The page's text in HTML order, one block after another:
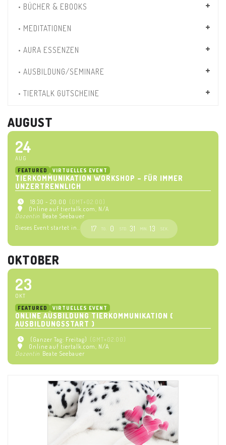
• BÜCHER & EBOOKS
• MEDITATIONEN
• AURA ESSENZEN
• AUSBILDUNG/SEMINARE
• TIERTALK GUTSCHEINE
AUGUST
24
AUG
FEATURED VIRTUELLES EVENT
TIERKOMMUNIKATION WORKSHOP – FÜR IMMER
UNZERTRENNLICH
18:30 - 20:00 (GMT+02:00)
Online auf tiertalk.com, N/A
Dozentin Beate Seebauer
Dieses Event startet in..
17 TG. 0 STD. 31 MIN. 12 SEK.
OKTOBER
23
OKT
FEATURED VIRTUELLES EVENT
ONLINE AUSBILDUNG TIERKOMMUNIKATION (
AUSBILDUNGSSTART )
(Ganzer Tag: Freitag) (GMT+02:00)
Online auf tiertalk.com, N/A
Dozentin Beate Seebauer